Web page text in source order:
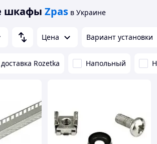
шкафы Zpas в Украине
Цена Вариант установки
Rozetka Напольный